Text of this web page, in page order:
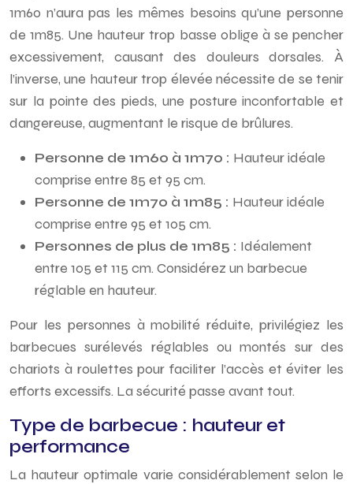
1m60 n’aura pas les mêmes besoins qu’une personne
de 1m85. Une hauteur trop basse oblige à se pencher
excessivement, causant des douleurs dorsales. À
l’inverse, une hauteur trop élevée nécessite de se tenir
sur la pointe des pieds, une posture inconfortable et
dangereuse, augmentant le risque de brûlures.
Personne de 1m60 à 1m70 : Hauteur idéale
comprise entre 85 et 95 cm.
Personne de 1m70 à 1m85 : Hauteur idéale
comprise entre 95 et 105 cm.
Personnes de plus de 1m85 : Idéalement
entre 105 et 115 cm. Considérez un barbecue
réglable en hauteur.
Pour les personnes à mobilité réduite, privilégiez les
barbecues surélevés réglables ou montés sur des
chariots à roulettes pour faciliter l’accès et éviter les
efforts excessifs. La sécurité passe avant tout.
Type de barbecue : hauteur et
performance
La hauteur optimale varie considérablement selon le